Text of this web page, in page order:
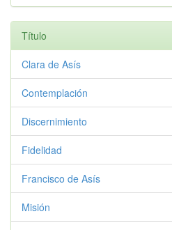
Título
Clara de Asís
Contemplación
Discernimiento
Fidelidad
Francisco de Asís
Misión